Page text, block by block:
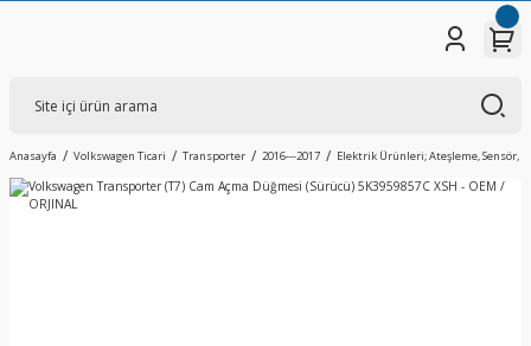
Anasayfa Volkswagen Ticari Transporter 2016---2017 Elektrik Ürünleri; Ateşleme, Sensör,